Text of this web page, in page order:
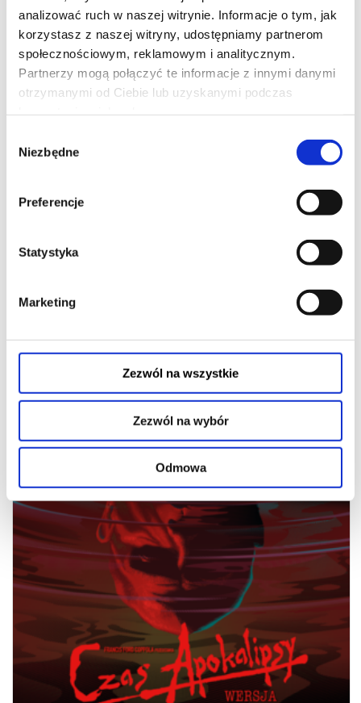
analizować ruch w naszej witrynie. Informacje o tym, jak
korzystasz z naszej witryny, udostępniamy partnerom
społecznościowym, reklamowym i analitycznym.
Partnerzy mogą połączyć te informacje z innymi danymi
otrzymanymi od Ciebie lub uzyskanymi podczas
zgody
Niezbędne
Preferencje
Statystyka
Marketing
Zezwól na wszystkie
Zezwól na wybór
Odmowa
15:00 20:30
czytaj opis
CZAS APOKALIPSY: WERSJA REŻYSERSKA
09.08.2026
17:00